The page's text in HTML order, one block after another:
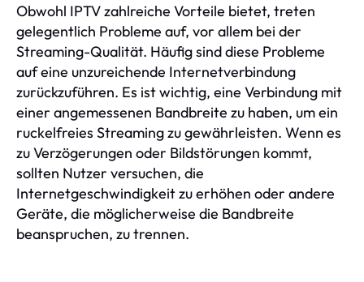
Obwohl IPTV zahlreiche Vorteile bietet, treten
gelegentlich Probleme auf, vor allem bei der
Streaming-Qualität. Häufig sind diese Probleme
auf eine unzureichende Internetverbindung
zurückzuführen. Es ist wichtig, eine Verbindung mit
einer angemessenen Bandbreite zu haben, um ein
ruckelfreies Streaming zu gewährleisten. Wenn es
zu Verzögerungen oder Bildstörungen kommt,
sollten Nutzer versuchen, die
Internetgeschwindigkeit zu erhöhen oder andere
Geräte, die möglicherweise die Bandbreite
beanspruchen, zu trennen.